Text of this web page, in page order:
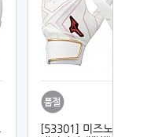
[53301] 미즈노 윌드라이브